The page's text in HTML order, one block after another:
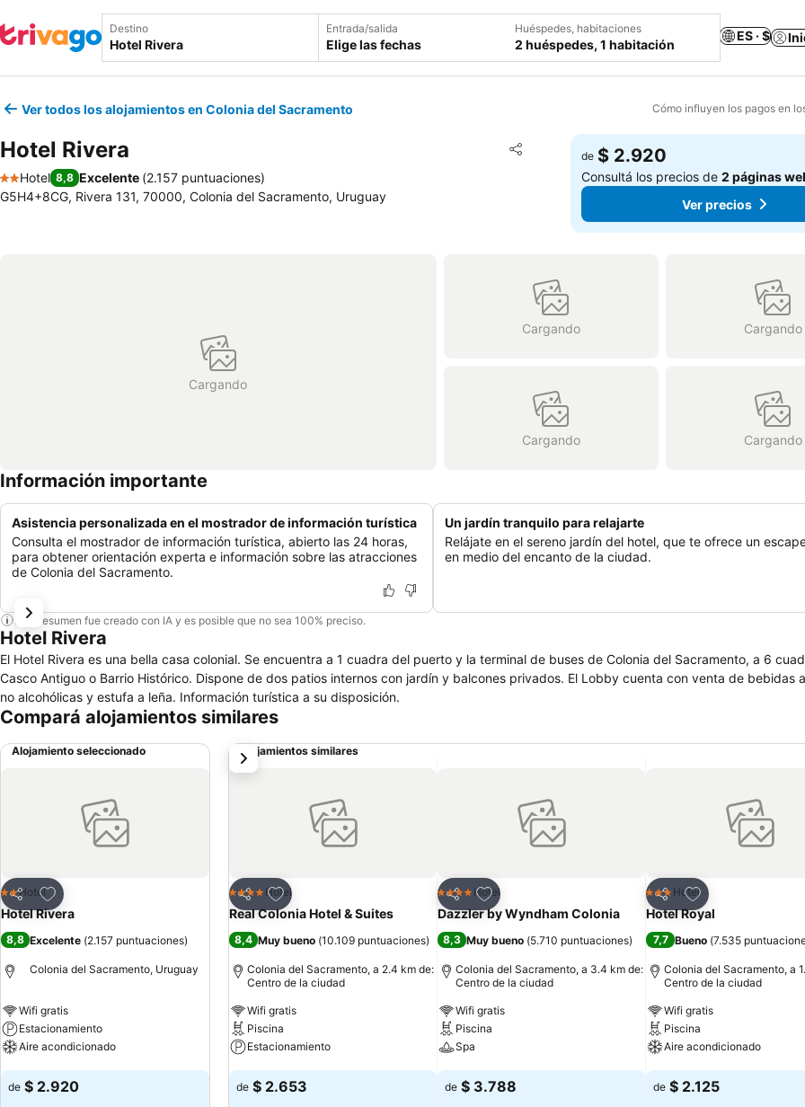
Destino Entrada/salida
Elige las fechas
Huéspedes, habitaciones
2 huéspedes, 1 habitación
ES · $
Ver todos los alojamientos en Colonia del Sacramento Cómo influyen los pagos en
Hotel Rivera Compartir
Añadir a favoritos
2 Estrellas
Hotel 8,8 Excelente (2.157 puntuaciones)
G5H4+8CG, Rivera 131, 70000, Colonia del Sacramento, Uruguay
de $ 2.920
Consultá los precios de2 páginas
Ver precios
Cargando
Cargando Cargando
Cargando Cargando
Información importante
Asistencia personalizada en el mostrador de información turística
Consulta el mostrador de información turística, abierto las 24 horas,
para obtener orientación experta e información sobre las atracciones
de Colonia del Sacramento.
Un jardín tranquilo para relajarte
Relájate en el sereno jardín del hotel, que te ofrece un
en medio del encanto de la ciudad.
Este resumen fue creado con IA y es posible que no sea 100% preciso.
Hotel Rivera
El Hotel Rivera es una bella casa colonial. Se encuentra a 1 cuadra del puerto y la terminal de buses de Colonia del Sacramento, a 6
Casco Antiguo o Barrio Histórico. Dispone de dos patios internos con jardín y balcones privados. El Lobby cuenta con venta de bebidas
no alcohólicas y estufa a leña. Información turística a su disposición.
Compará alojamientos similares
Alojamiento seleccionado
Compartir
Añadir a favoritos
2 Estrellas
Hotel
Hotel Rivera
8,8 Excelente (2.157 puntuaciones)
Colonia del Sacramento, Uruguay
Wifi gratis
Estacionamiento
Aire acondicionado
Ver precios
de $ 2.920
Alojamientos similares
Compartir
Añadir a favoritos
4 EstrellasHotel
Real Colonia Hotel & Suites
8,4 Muy bueno (10.109 puntuaciones)
Colonia del Sacramento, a 2.4 km de:
Centro de la ciudad
Wifi gratis
Piscina
Estacionamiento
Ver precios
de $ 2.653
Compartir
Añadir a favoritos
4 EstrellasHotel
Dazzler by Wyndham Colonia
8,3 Muy bueno (5.710 puntuaciones)
Colonia del Sacramento, a 3.4 km de:
Centro de la ciudad
Wifi gratis
Piscina
Spa
Ver precios
de $ 3.788
Compartir
Añadir a favoritos
3 Estrellas
Hotel
Hotel Royal
7,7 Bueno (7.535
Colonia del Sacramento, a
Centro de la ciudad
Wifi gratis
Piscina
Aire acondicionado
Ver precios
de $ 2.125
siguiente